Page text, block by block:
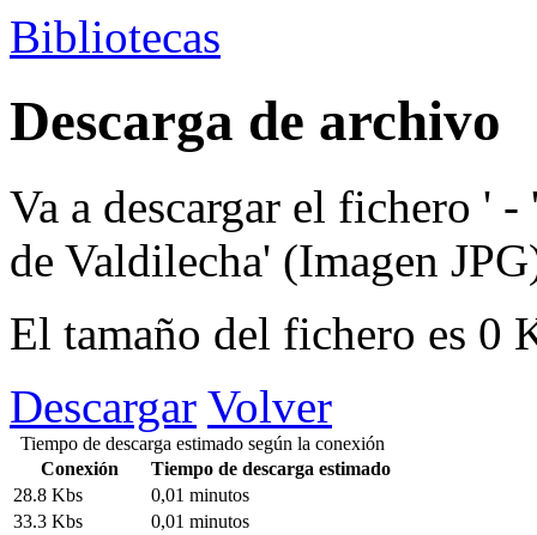
Bibliotecas
Descarga de archivo
Va a descargar el fichero ' -
de Valdilecha' (Imagen
El tamaño del fichero es 0
Descargar Volver
Tiempo de descarga estimado según la conexión
Conexión
Tiempo de descarga estimado
28.8 Kbs
0,01 minutos
33.3 Kbs
0,01 minutos